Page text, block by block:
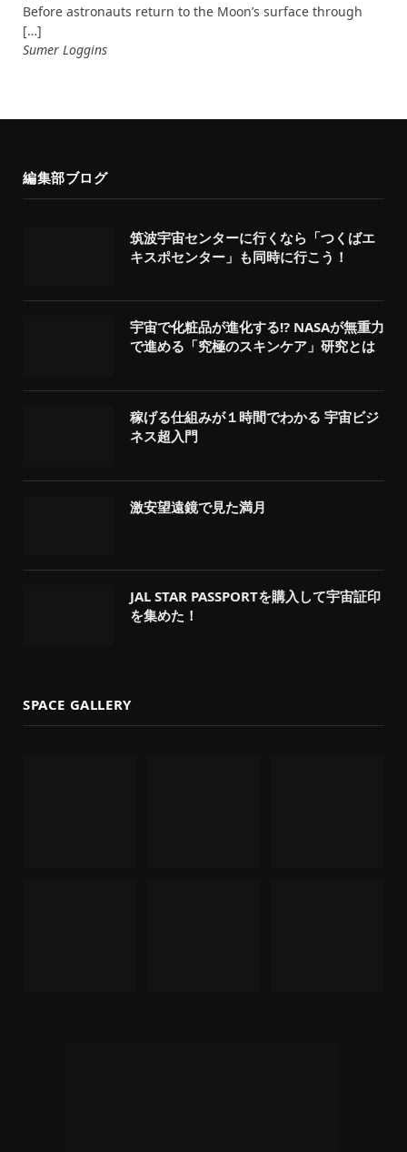
Before astronauts return to the Moon’s surface through
[…]
Sumer Loggins
編集部ブログ
筑波宇宙センターに行くなら「つくばエ
キスポセンター」も同時に行こう！
宇宙で化粧品が進化する!? NASAが無重力
で進める「究極のスキンケア」研究とは
稼げる仕組みが１時間でわかる 宇宙ビジ
ネス超入門
激安望遠鏡で見た満月
JAL STAR PASSPORTを購入して宇宙証印
を集めた！
SPACE GALLERY